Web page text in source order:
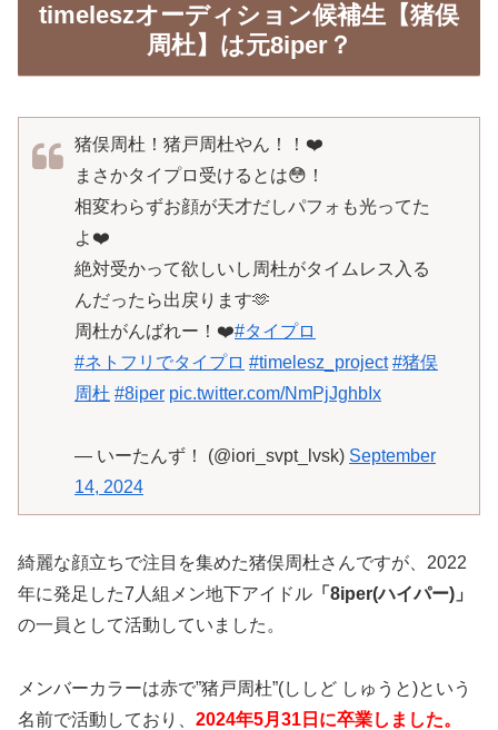
timeleszオーディション候補生【猪俣
周杜】は元8iper？
猪俣周杜！猪戸周杜やん！！❤️
まさかタイプロ受けるとは😳！
相変わらずお顔が天才だしパフォも光ってた
よ❤️
絶対受かって欲しいし周杜がタイムレス入る
んだったら出戻ります🫶
周杜がんばれー！❤️#タイプロ
#ネトフリでタイプロ #timelesz_project #猪俣
周杜 #8iper pic.twitter.com/NmPjJghbIx
— いーたんず！ (@iori_svpt_lvsk) September
14, 2024
綺麗な顔立ちで注目を集めた猪俣周杜さんですが、2022
年に発足した7人組メン地下アイドル 「8iper(ハイパー)」
の一員として活動していました。
メンバーカラーは赤で”猪戸周杜”(ししど しゅうと)という
名前で活動しており、 2024年5月31日に卒業しました。